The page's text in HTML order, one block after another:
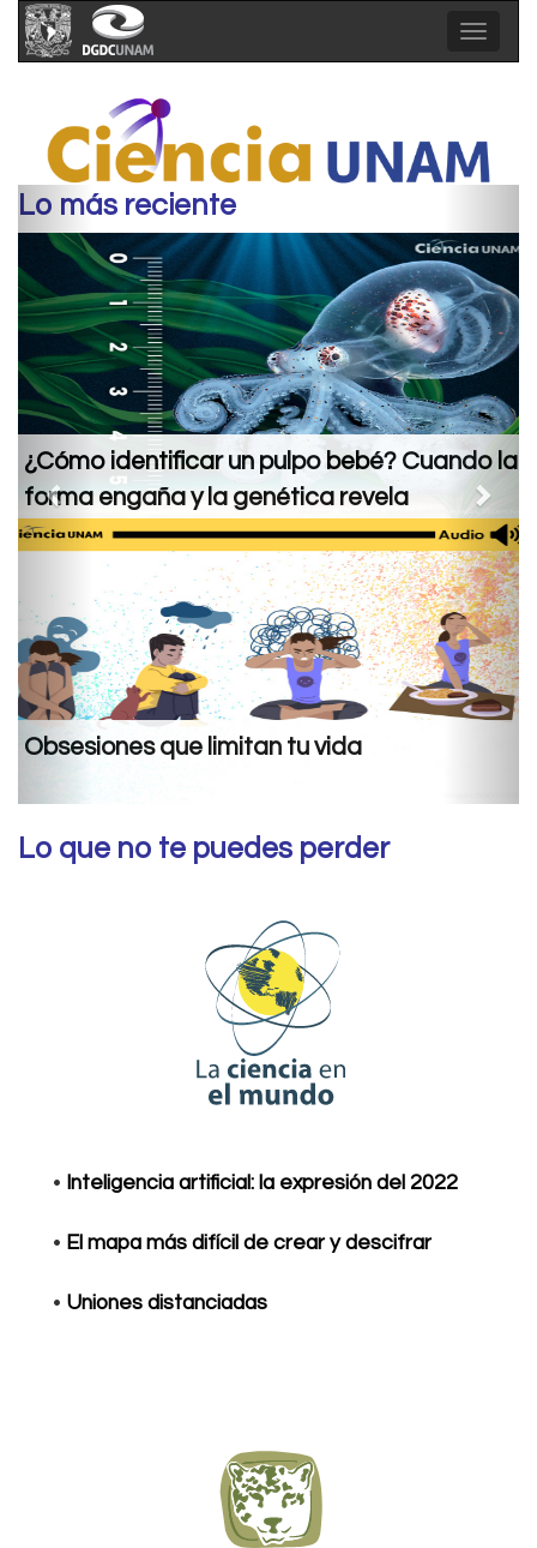
Toggle
Lo más reciente
Cuando la ¿Tienen huella genética las
En busca de evidencia
Previous
Lo que no te puedes perder
• Inteligencia artificial: la expresión del 2022
• El mapa más difícil de crear y descifrar
• Uniones distanciadas